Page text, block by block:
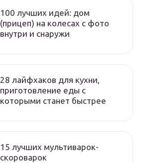
100 лучших идей: дом
(прицеп) на колесах с фото
внутри и снаружи
28 лайфхаков для кухни,
приготовление еды с
которыми станет быстрее
15 лучших мультиварок-
скороварок